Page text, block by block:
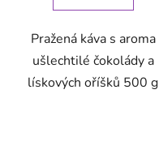
Pražená káva s aroma
ušlechtilé čokolády a
lískových oříšků 500 g